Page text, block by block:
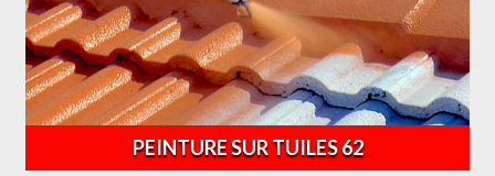
PEINTURE SUR TUILES 62